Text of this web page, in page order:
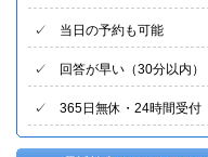
✓ 当日の予約も可能
✓ 回答が早い（30分以内）
✓ 365日無休・24時間受付